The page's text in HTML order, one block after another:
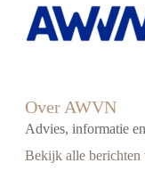
Over AWVN
Advies, informatie
Bekijk alle